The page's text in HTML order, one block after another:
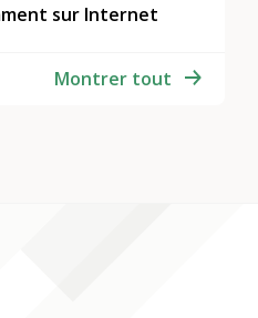
sur Internet
Montrer tout